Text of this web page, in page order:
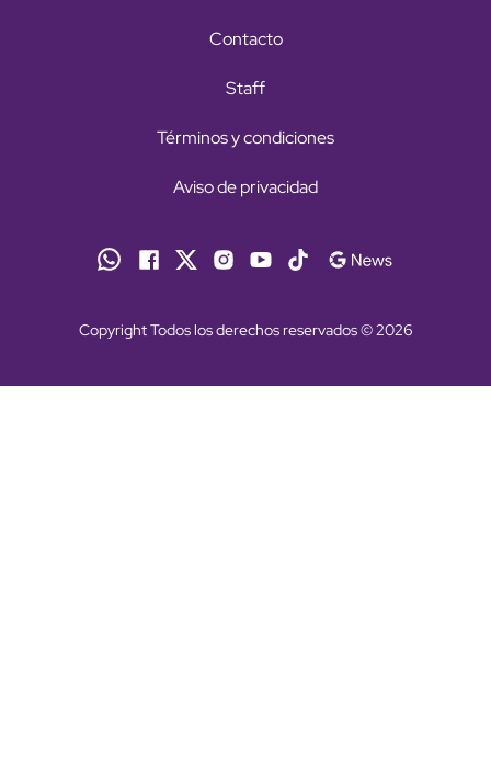
Contacto
Staff
Términos y condiciones
Aviso de privacidad
Copyright Todos los derechos reservados © 2026